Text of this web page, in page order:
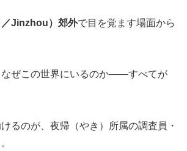
Jinzhou）郊外で目を覚ます場面から
なぜこの世界にいるのか――すべてが
るのが、夜帰（やき）所属の調査員・
。